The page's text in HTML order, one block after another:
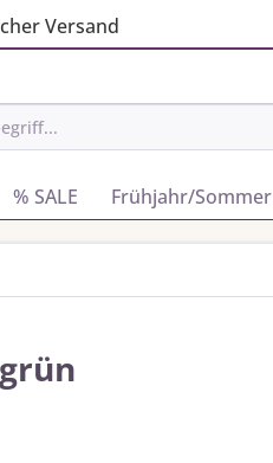
Versand
% SALE Frühjahr/Sommer